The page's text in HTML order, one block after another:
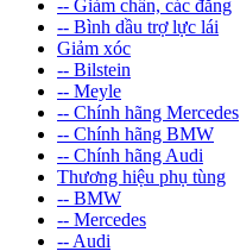
-- Giảm chấn, các đăng
-- Bình dầu trợ lực lái
Giảm xóc
-- Bilstein
-- Meyle
-- Chính hãng Mercedes
-- Chính hãng BMW
-- Chính hãng Audi
Thương hiệu phụ tùng
-- BMW
-- Mercedes
-- Audi